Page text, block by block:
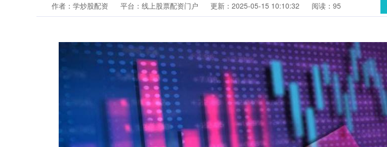
作者：学炒股配资 平台：线上股票配资门户 更新：2025-05-15 10:10:32 阅读：95